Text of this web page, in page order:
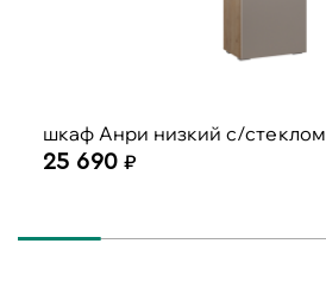
шкаф Анри низкий с/стеклом
25 690